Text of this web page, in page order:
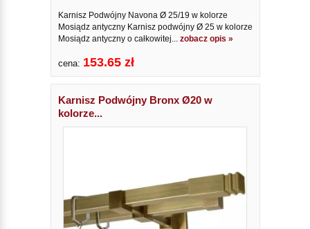
Karnisz Podwójny Navona Ø 25/19 w kolorze
Mosiądz antyczny Karnisz podwójny Ø 25 w kolorze
Mosiądz antyczny o całkowitej... zobacz opis »
cena: 153.65 zł
Karnisz Podwójny Bronx Ø20 w
kolorze...